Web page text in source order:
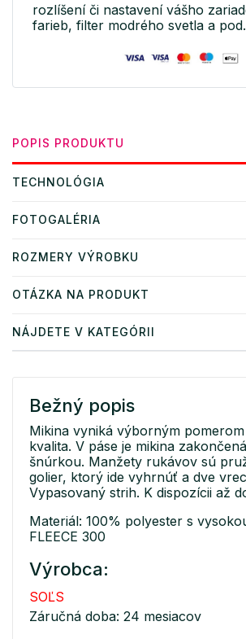
rozlíšení či nastavení vášho
farieb, filter modrého svetla a
POPIS PRODUKTU
TECHNOLÓGIA
FOTOGALÉRIA
ROZMERY VÝROBKU
OTÁZKA NA PRODUKT
NÁJDETE V KATEGÓRII
Bežný popis
Mikina vyniká výborným
kvalita. V páse je mikina
šnúrkou. Manžety rukávov sú
golier, ktorý ide vyhrnúť a dve
Vypasovaný strih. K dispozícii až
Materiál: 100% polyester s
FLEECE 300
Výrobca:
SOĽS
Záručná doba: 24 mesiacov